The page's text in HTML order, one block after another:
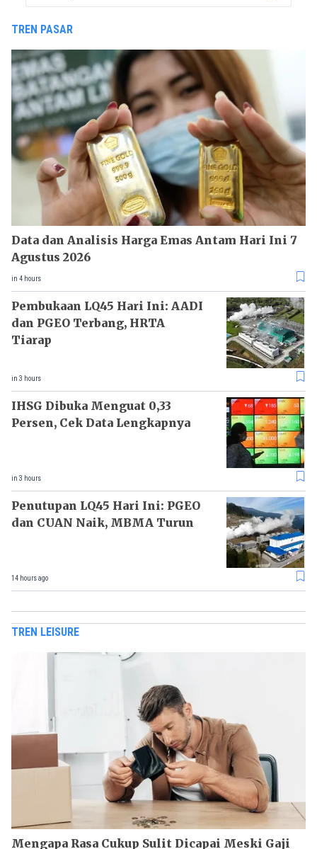
TREN PASAR
Data dan Analisis Harga Emas Antam Hari Ini 7
Agustus 2026
in 4 hours
Pembukaan LQ45 Hari Ini: AADI
dan PGEO Terbang, HRTA
Tiarap
in 3 hours
IHSG Dibuka Menguat 0,33
Persen, Cek Data Lengkapnya
in 3 hours
Penutupan LQ45 Hari Ini: PGEO
dan CUAN Naik, MBMA Turun
14 hours ago
TREN LEISURE
Mengapa Rasa Cukup Sulit Dicapai Meski Gaji